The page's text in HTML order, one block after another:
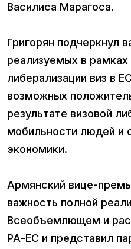
Василиса Марагоса.
Григорян подчеркнул
реализуемых в рамках
либерализации виз в
возможных
результате визовой
мобильности людей и
экономики.
Армянский вице-
важность полной
Всеобъемлющем и
РА-ЕС и представил